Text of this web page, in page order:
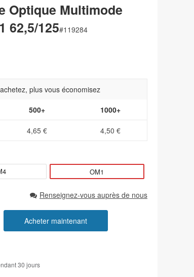
Optique Multimode
62,5/125#119284
plus vous économisez
500+ 1000+
4,65 € 4,50 €
OM1
Renseignez-vous auprès de nous
Acheter maintenant
30 jours